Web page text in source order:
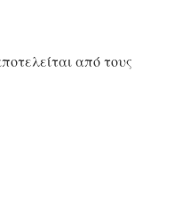
από τους